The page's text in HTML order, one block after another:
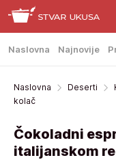
Naslovna Najnovije
Naslovna Deserti
kolač
Čokoladni
italijanskom